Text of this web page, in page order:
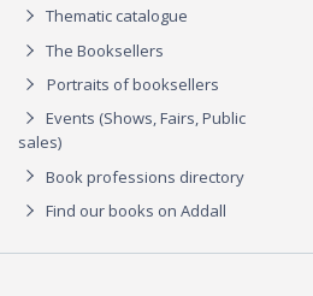
Thematic catalogue
The Booksellers
Portraits of booksellers
Events (Shows, Fairs, Public
sales)
Book professions directory
Find our books on Addall